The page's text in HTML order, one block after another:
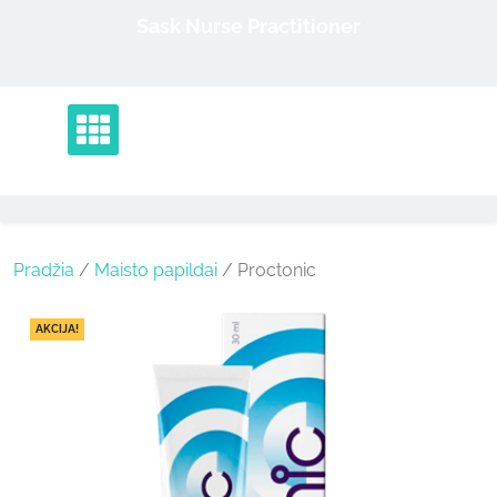
Pradžia / Maisto papildai / Proctonic
AKCIJA!